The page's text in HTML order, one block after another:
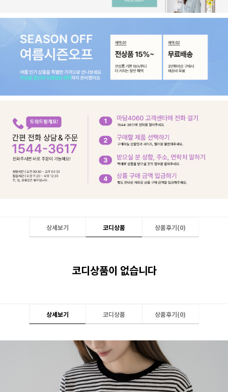
상세보기 코디상품 상품후기(0)
코디상품이 없습니다
상세보기 코디상품 상품후기(0)